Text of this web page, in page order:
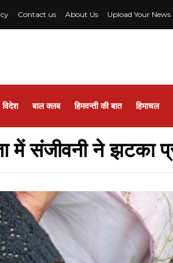
Contact us About Us Upload Your News
बाल क्लब हिमवन्ती की बात हिमाचल
में संजीवनी ने झटका